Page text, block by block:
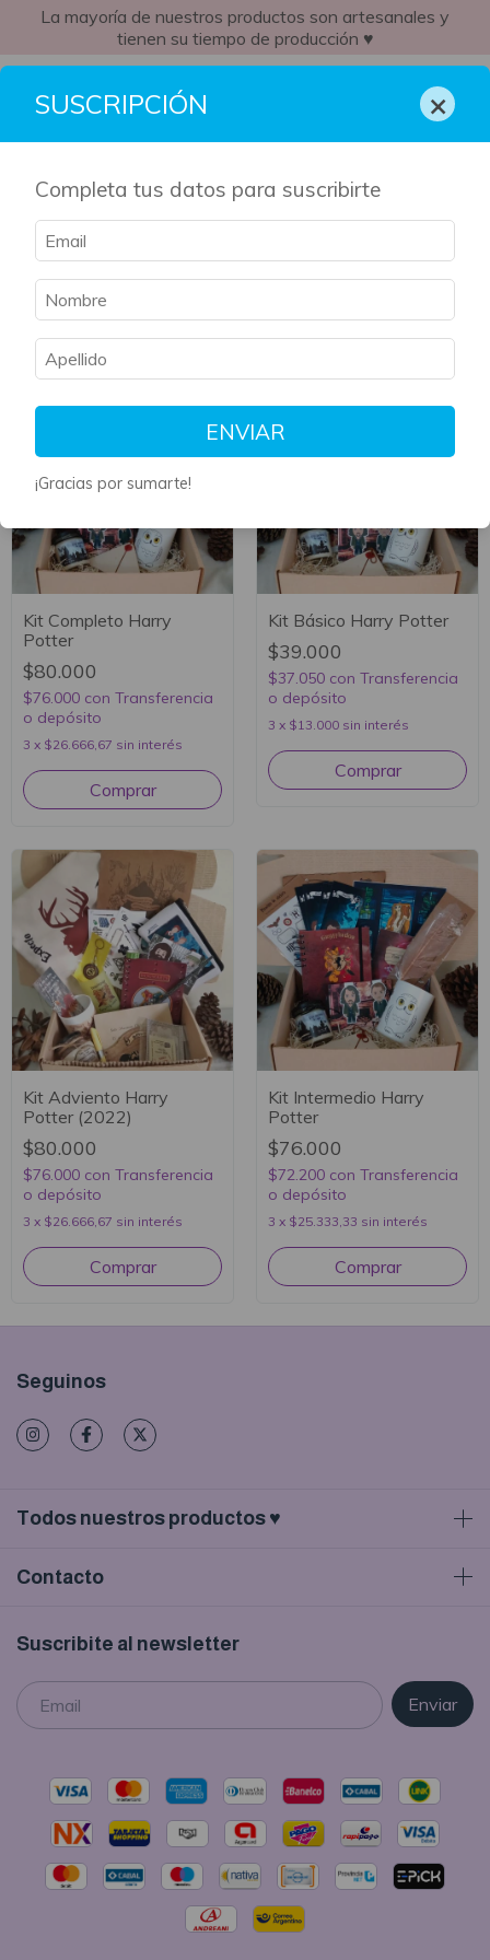
La mayoría de nuestros productos son artesanales y
tienen su tiempo de producción ♥
Inicio
Harry Potter
Ordenar
Filtrar
Kit Completo Harry
Potter
$80.000
$76.000 con Transferencia
o depósito
3 x $26.666,67 sin interés
Kit Básico Harry Potter
$39.000
$37.050 con Transferencia
o depósito
3 x $13.000 sin interés
Kit Adviento Harry
Potter (2022)
$80.000
$76.000 con Transferencia
o depósito
3 x $26.666,67 sin interés
Kit Intermedio Harry
Potter
$76.000
$72.200 con Transferencia
o depósito
3 x $25.333,33 sin interés
Seguinos
Todos nuestros productos ♥
Contacto
Suscribite al newsletter
SUSCRIPCIÓN ×
Completa tus datos para suscribirte
ENVIAR
¡Gracias por sumarte!